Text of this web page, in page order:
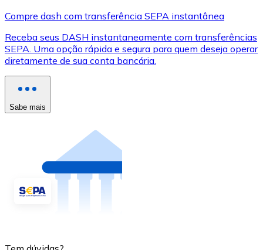
Compre dash com transferência SEPA instantânea
Receba seus DASH instantaneamente com transferências
SEPA. Uma opção rápida e segura para quem deseja operar
diretamente de sua conta bancária.
Sabe mais